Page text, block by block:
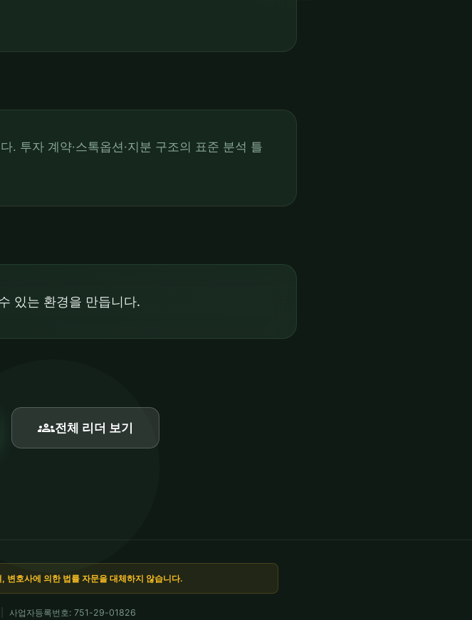
. 투자 계약·스톡옵션·지분 구조의 표준 분석 틀
있는 환경을 만듭니다.
groups전체 리더 보기
변호사에 의한 법률 자문을 대체하지 않습니다.
사업자등록번호: 751-29-01826